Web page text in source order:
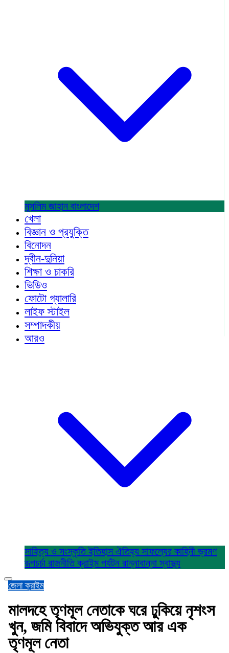
মুসলিম জাহান বাংলাদেশ
খেলা
বিজ্ঞান ও প্রযুক্তি
বিনোদন
দ্বীন-দুনিয়া
শিক্ষা ও চাকরি
ভিডিও
ফোটো গ্যালারি
লাইফ স্টাইল
সম্পাদকীয়
আরও
সাহিত্য ও সংস্কৃতিইতিহাস ঐতিহ্য সাফল্যের কাহিনীভ্রমণ
রূপচর্চা রাজনীতিক্রাইম পর্যটন রান্নাবান্নাস্বাস্থ্য
জেলাক্রাইম
মালদহে তৃণমূল নেতাকে ঘরে ঢুকিয়ে নৃশংস
খুন, জমি বিবাদে অভিযুক্ত আর এক
তৃণমূল নেতা